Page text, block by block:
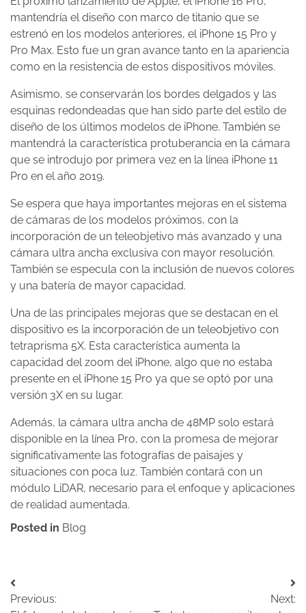
mantendría el diseño con marco de titanio que se
estrenó en los modelos anteriores, el iPhone 15 Pro y
Pro Max. Esto fue un gran avance tanto en la apariencia
como en la resistencia de estos dispositivos móviles.
Asimismo, se conservarán los bordes delgados y las
esquinas redondeadas que han sido parte del estilo de
diseño de los últimos modelos de iPhone. También se
mantendrá la característica protuberancia en la cámara
que se introdujo por primera vez en la línea iPhone 11
Pro en el año 2019.
Se espera que haya importantes mejoras en el sistema
de cámaras de los modelos próximos, con la
incorporación de un teleobjetivo más avanzado y una
cámara ultra ancha exclusiva con mayor resolución.
También se especula con la inclusión de nuevos colores
y una batería de mayor capacidad.
Una de las principales mejoras que se destacan en el
dispositivo es la incorporación de un teleobjetivo con
tetraprisma 5X. Esta característica aumenta la
capacidad del zoom del iPhone, algo que no estaba
presente en el iPhone 15 Pro ya que se optó por una
versión 3X en su lugar.
Además, la cámara ultra ancha de 48MP solo estará
disponible en la línea Pro, con la promesa de mejorar
significativamente las fotografías de paisajes y
situaciones con poca luz. También contará con un
módulo LiDAR, necesario para el enfoque y aplicaciones
de realidad aumentada.
Posted in Blog
Navegación
Previous:
Next: